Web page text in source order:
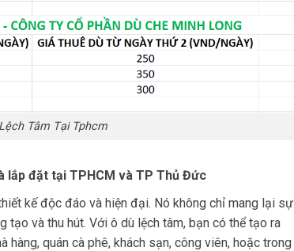
Tâm Tại Tphcm
lắp đặt tại TPHCM và TP Thủ Đức
kế độc đáo và hiện đại. Nó không chỉ mang lại sự
và thu hút. Với ô dù lệch tâm, bạn có thể tạo ra
quán cà phê, khách sạn, công viên, hoặc trong